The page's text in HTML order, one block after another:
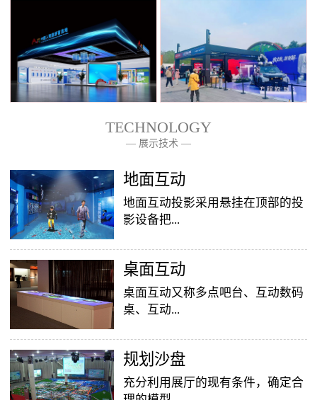
TECHNOLOGY
— 展示技术 —
地面互动
地面互动投影采用悬挂在顶部的投
影设备把...
影像效果投射到地面，当参访着走
至投影区域时，通过系统识别，参
访者可以直接使用双脚或动作与投
效果就会随着你的脚步产生相应的
变幻。地面互动投影系统是集虚拟
互动投影项目，包括水波纹、翻
桌面互动
桌面互动又称多点吧台、互动数码
桌、互动...
投影桌面，让普通的吧台（桌面）
变成一个多媒体互动娱乐游戏消费
平台，图文并茂，形式新颖，令桌
​规划沙盘
充分利用展厅的现有条件，确定合